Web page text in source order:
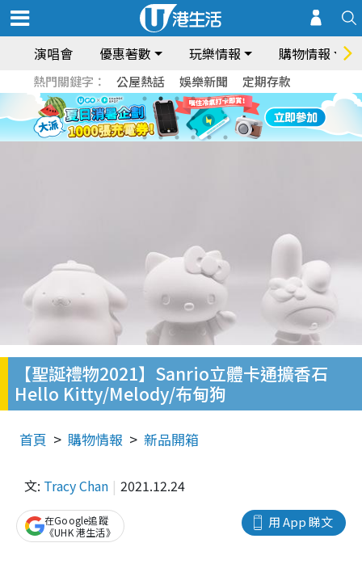
演唱會 優惠著數 玩樂情報 購物情報
熱門關鍵字： 公屋熱話 娛樂新聞 定期存款
【聖誕禮物2021】Sanrio立體卡通擴香石
Hello Kitty/Melody/布甸狗
首頁 購物情報 新品開箱
文: Tracy Chan 2021.12.24
用 App 睇文
在Google追蹤
《UHK 港生活》